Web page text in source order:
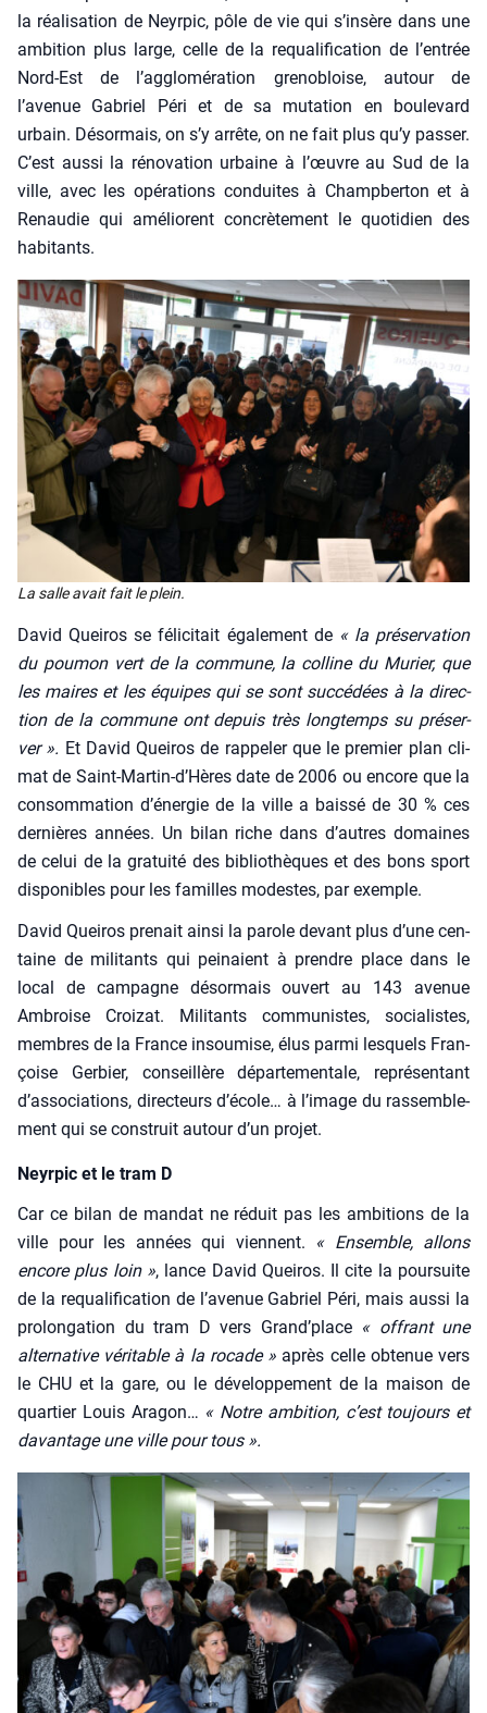
la réa­li­sa­tion de Neyr­pic, pôle de vie qui s’insère dans une
ambi­tion plus large, celle de la requa­li­fi­ca­tion de l’entrée
Nord-Est de l’agglomération gre­no­bloise, autour de
l’avenue Gabriel Péri et de sa muta­tion en bou­le­vard
urbain. Désor­mais, on s’y arrête, on ne fait plus qu’y pas­ser.
C’est aus­si la réno­va­tion urbaine à l’œuvre au Sud de la
ville, avec les opé­ra­tions conduites à Champ­ber­ton et à
Renau­die qui amé­liorent concrè­te­ment le quo­ti­dien des
habi­tants.
La salle avait fait le plein.
David Quei­ros se féli­ci­tait éga­le­ment de « la pré­ser­va­tion
du pou­mon vert de la com­mune, la col­line du Murier, que
les maires et les équipes qui se sont suc­cé­dées à la direc­
tion de la com­mune ont depuis très long­temps su pré­ser­
ver ». Et David Quei­ros de rap­pe­ler que le pre­mier plan cli­
mat de Saint-Martin‑d’Hères date de 2006 ou encore que la
consom­ma­tion d’énergie de la ville a bais­sé de 30 % ces
der­nières années. Un bilan riche dans d’autres domaines
de celui de la gra­tui­té des biblio­thèques et des bons sport
dis­po­nibles pour les familles modestes, par exemple.
David Quei­ros pre­nait ain­si la parole devant plus d’une cen­
taine de mili­tants qui pei­naient à prendre place dans le
local de cam­pagne désor­mais ouvert au 143 ave­nue
Ambroise Croi­zat. Mili­tants com­mu­nistes, socia­listes,
membres de la France insou­mise, élus par­mi les­quels Fran­
çoise Ger­bier, conseillère dépar­te­men­tale, repré­sen­tant
d’associations, direc­teurs d’école… à l’image du ras­sem­ble­
ment qui se construit autour d’un pro­jet.
Neyrpic et le tram D
Car ce bilan de man­dat ne réduit pas les ambi­tions de la
ville pour les années qui viennent.
« Ensemble, allons
encore plus loin », lance David Quei­ros. Il cite la pour­suite
de la requa­li­fi­ca­tion de l’avenue Gabriel Péri, mais aus­si la
pro­lon­ga­tion du tram D vers Grand’place « offrant une
alter­na­tive véri­table à la rocade » après celle obte­nue vers
le CHU et la gare, ou le déve­lop­pe­ment de la mai­son de
quar­tier Louis Ara­gon… « Notre ambi­tion, c’est tou­jours et
davan­tage une ville pour tous ».